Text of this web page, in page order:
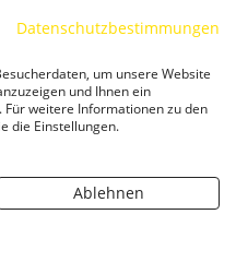
Datenschutzbestimmungen
um unsere Website
und Ihnen ein
weitere Informationen zu den
die Einstellungen.
Ablehnen